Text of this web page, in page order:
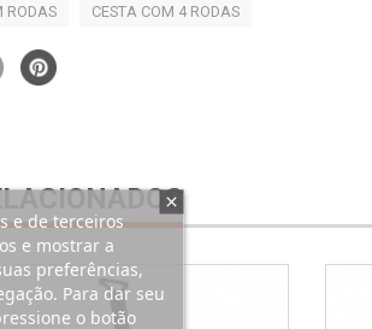
RODAS CESTA COM 4 RODAS
e de terceiros
e mostrar a
preferências,
Para dar seu
o botão